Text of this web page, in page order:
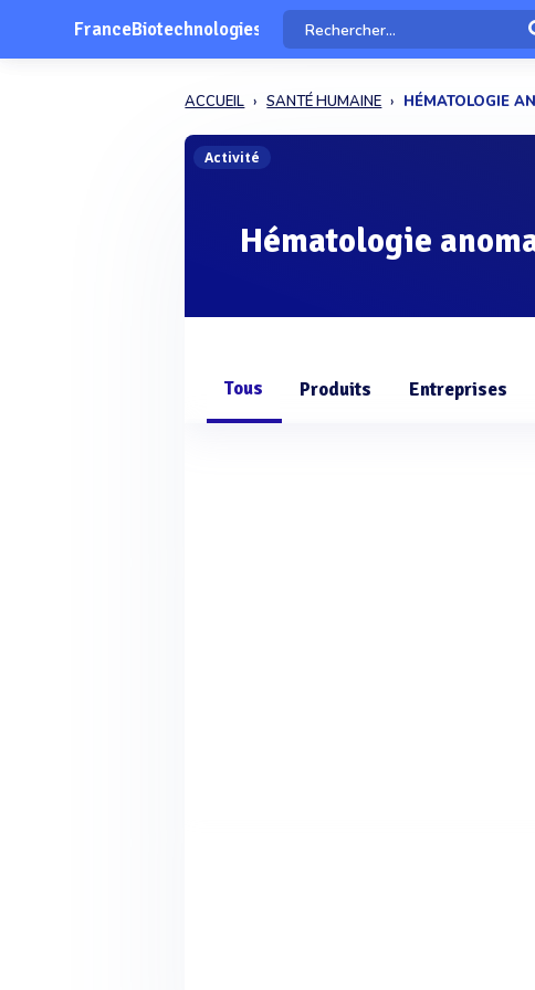
FranceBiotechnologies
ACCUEIL SANTÉ HUMAINE HÉMATOLOGIE
Activité
Hématologie
Tous Produits Entreprises